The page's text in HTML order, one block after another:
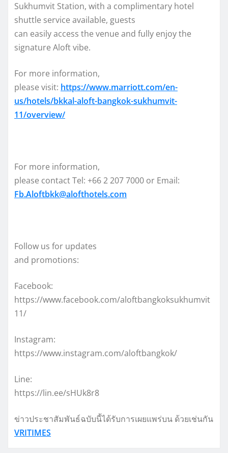
Sukhumvit Station, with a complimentary hotel
shuttle service available, guests
can easily access the venue and fully enjoy the
signature Aloft vibe.
For more information,
please visit: https://www.marriott.com/en-
us/hotels/bkkal-aloft-bangkok-sukhumvit-
11/overview/
For more information,
please contact Tel: +66 2 207 7000 or Email:
Fb.Aloftbkk@alofthotels.com
Follow us for updates
and promotions:
Facebook:
https://www.facebook.com/aloftbangkoksukhumvit
11/
Instagram:
https://www.instagram.com/aloftbangkok/
Line:
https://lin.ee/sHUk8r8
ข่าวประชาสัมพันธ์ฉบับนี้ได้รับการเผยแพร่บน ด้วยเช่นกัน
VRITIMES